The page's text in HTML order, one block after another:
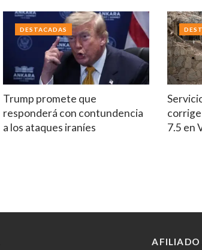
Trump promete que
responderá con contundencia
a los ataques iraníes
DESTACADAS
7.5 en
AFILIADO